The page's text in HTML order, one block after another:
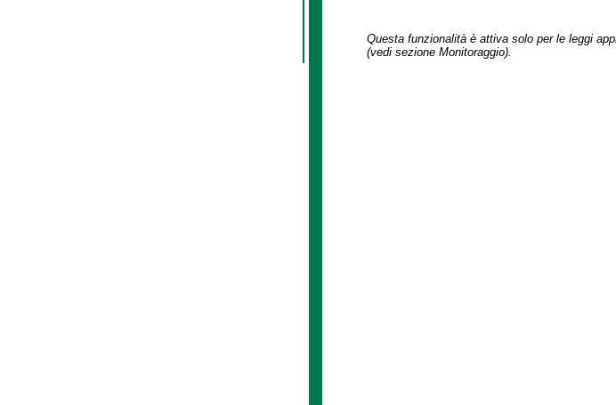
Questa funzionalità è attiva solo per le leggi
(vedi sezione Monitoraggio).